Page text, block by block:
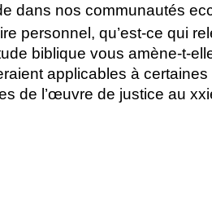
dans nos communautés
personnel, qu’est-ce qui
biblique vous amène-t-
applicables à
de l’œuvre de justice au xxi